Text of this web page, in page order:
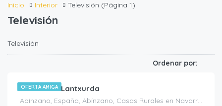
Inicio Interior Televisión (Página 1)
Televisión
Televisión
Ordenar por:
OFERTA AMIGA
450.00€
Casa rural Lantxurda
Abínzano, España, Abínzano, Casas Rurales en Navarra, España